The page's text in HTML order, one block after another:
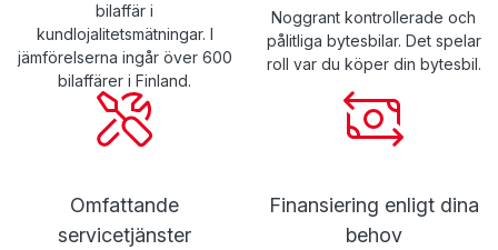
bilaffär i
kundlojalitetsmätningar. I
jämförelserna ingår över 600
bilaffärer i Finland.
Noggrant kontrollerade och
pålitliga bytesbilar. Det spelar
roll var du köper din bytesbil.
Omfattande
servicetjänster
Finansiering enligt dina
behov